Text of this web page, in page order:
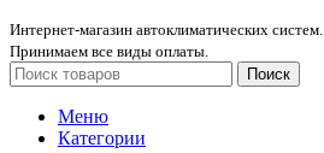
Интернет-магазин автоклиматических систем.
Принимаем все виды оплаты.
Поиск
Меню
Категории